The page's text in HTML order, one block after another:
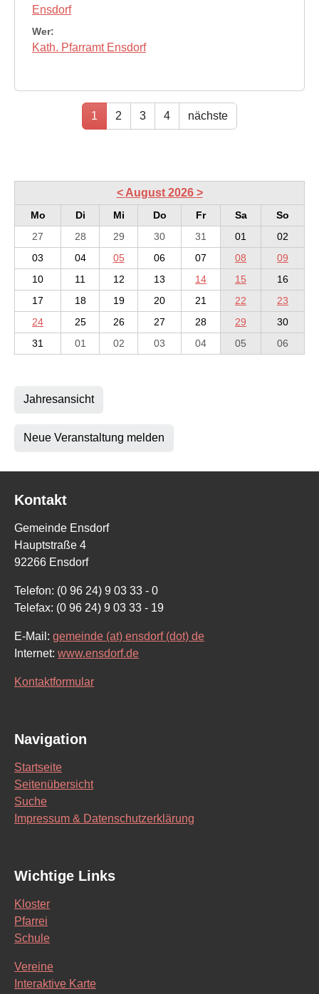
Ensdorf
Wer:
Kath. Pfarramt Ensdorf
1 2 3 4 nächste
< August 2026 >
Mo Di Mi Do Fr Sa
So
27
28 29 30 31 01
02
03
04 05 06 07 08
09
10
11 12 13 14 15
16
17
18 19 20 21 22
23
24
25 26 27 28 29
30
31
01 02 03 04 05 06
Jahresansicht
Neue Veranstaltung melden
Kontakt
Gemeinde Ensdorf
Hauptstraße 4
92266 Ensdorf
Telefon: (0 96 24) 9 03 33 - 0
Telefax: (0 96 24) 9 03 33 - 19
E-Mail: gemeinde (at) ensdorf (dot) de
Internet: www.ensdorf.de
Kontaktformular
Navigation
Startseite
Seitenübersicht
Suche
Impressum & Datenschutzerklärung
Wichtige Links
Kloster
Pfarrei
Schule
Vereine
Interaktive Karte